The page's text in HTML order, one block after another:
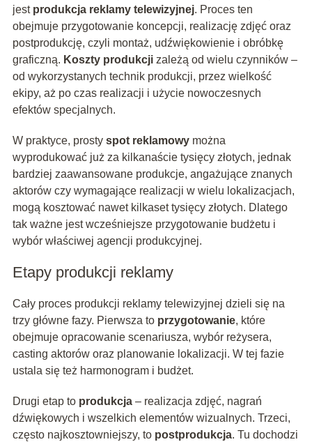
jest produkcja reklamy telewizyjnej. Proces ten
obejmuje przygotowanie koncepcji, realizację zdjęć oraz
postprodukcję, czyli montaż, udźwiękowienie i obróbkę
graficzną. Koszty produkcjizależą od wielu czynników –
od wykorzystanych technik produkcji, przez wielkość
ekipy, aż po czas realizacji i użycie nowoczesnych
efektów specjalnych.
W praktyce, prosty spot reklamowymożna
wyprodukować już za kilkanaście tysięcy złotych, jednak
bardziej zaawansowane produkcje, angażujące znanych
aktorów czy wymagające realizacji w wielu lokalizacjach,
mogą kosztować nawet kilkaset tysięcy złotych. Dlatego
tak ważne jest wcześniejsze przygotowanie budżetu i
wybór właściwej agencji produkcyjnej.
Etapy produkcji reklamy
Cały proces produkcji reklamy telewizyjnej dzieli się na
trzy główne fazy. Pierwsza to przygotowanie, które
obejmuje opracowanie scenariusza, wybór reżysera,
casting aktorów oraz planowanie lokalizacji. W tej fazie
ustala się też harmonogram i budżet.
Drugi etap to produkcja– realizacja zdjęć, nagrań
dźwiękowych i wszelkich elementów wizualnych. Trzeci,
często najkosztowniejszy, to postprodukcja. Tu dochodzi